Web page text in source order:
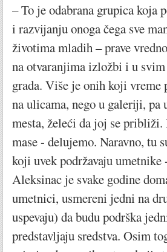
– To je odabrana grupica koja
i razvijanju onoga čega sve
životima mladih – prave
na otvaranjima izložbi i u
grada. Više je onih koji vreme
na ulicama, nego u galeriji,
mesta, želeći da joj se približi.
mase - delujemo. Naravno,
koji uvek podržavaju umetnike
Aleksinac je svake godine
umetnici, usmereni jedni na
uspevaju) da budu podrška
predstavljaju sredstva. Osim